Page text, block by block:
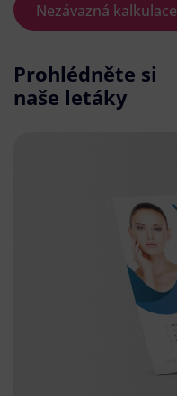
Nezávazná kalkulace
Prohlédněte si
naše letáky